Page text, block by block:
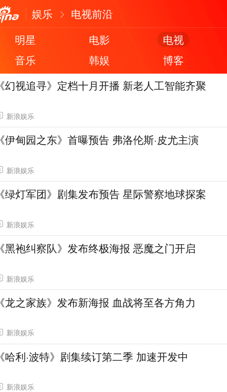
娱乐
电视前沿
明星
电影 电视
音乐
韩娱 博客
《幻视追寻》定档十月开播 新老人工智能齐聚
新浪娱乐
《伊甸园之东》首曝预告 弗洛伦斯·皮尤主演
新浪娱乐
《绿灯军团》剧集发布预告 星际警察地球探案
新浪娱乐
《黑袍纠察队》发布终极海报 恶魔之门开启
新浪娱乐
《龙之家族》发布新海报 血战将至各方角力
新浪娱乐
《哈利·波特》剧集续订第二季 加速开发中
新浪娱乐